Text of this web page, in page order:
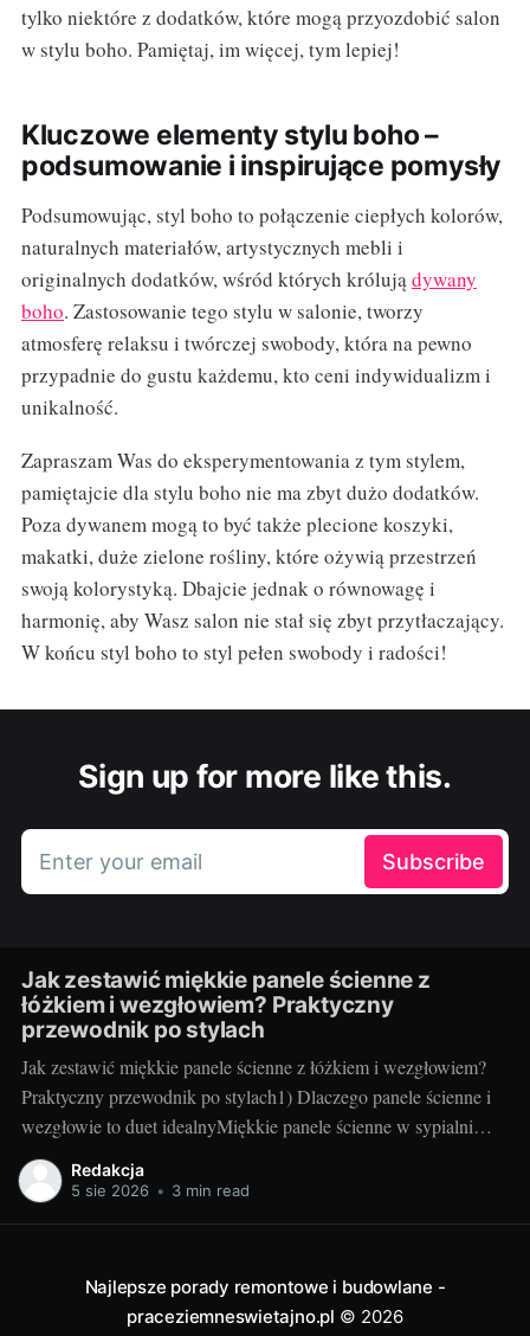
tylko niektóre z dodatków, które mogą przyozdobić salon
w stylu boho. Pamiętaj, im więcej, tym lepiej!
Kluczowe elementy stylu boho –
podsumowanie i inspirujące pomysły
Podsumowując, styl boho to połączenie ciepłych kolorów,
naturalnych materiałów, artystycznych mebli i
originalnych dodatków, wśród których królujądywany
boho. Zastosowanie tego stylu w salonie, tworzy
atmosferę relaksu i twórczej swobody, która na pewno
przypadnie do gustu każdemu, kto ceni indywidualizm i
unikalność.
Zapraszam Was do eksperymentowania z tym stylem,
pamiętajcie dla stylu boho nie ma zbyt dużo dodatków.
Poza dywanem mogą to być także plecione koszyki,
makatki, duże zielone rośliny, które ożywią przestrzeń
swoją kolorystyką. Dbajcie jednak o równowagę i
harmonię, aby Wasz salon nie stał się zbyt przytłaczający.
W końcu styl boho to styl pełen swobody i radości!
Sign up for more like this.
Enter your email Subscribe
Jak zestawić miękkie panele ścienne z
łóżkiem i wezgłowiem? Praktyczny
przewodnik po stylach
Jak zestawić miękkie panele ścienne z łóżkiem i wezgłowiem?
Praktyczny przewodnik po stylach1) Dlaczego panele ścienne i
wezgłowie to duet idealnyMiękkie panele ścienne w sypialni
robią dwie rzeczy naraz: budują przytulny klimat i działają
praktycznie. Tłumią hałas, ocieplają ścianę odczuwalnie w
Redakcja
5 sie 2026 • 3 min read
Najlepsze porady remontowe i budowlane -
praceziemneswietajno.pl © 2026